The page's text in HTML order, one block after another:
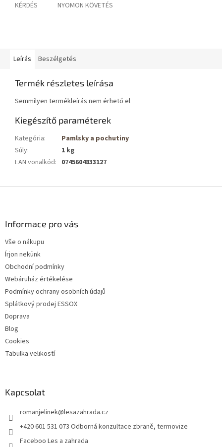
KÉRDÉS NYOMON KÖVETÉS
Leírás Beszélgetés
Termék részletes leírása
Semmilyen termékleírás nem érhető el
Kiegészítő paraméterek
Kategória:
Pamlsky a pochutiny
Súly:
1 kg
EAN vonalkód: 0745604833127
Informace pro vás
Vše o nákupu
Írjon nekünk
Obchodní podmínky
Webáruház értékelése
Podmínky ochrany osobních údajů
Splátkový prodej ESSOX
Doprava
Blog
Cookies
Tabulka velikostí
Kapcsolat
romanjelinek@lesazahrada.cz
+420 601 531 073 Odborná konzultace zbraně, termovize
Faceboo Les a zahrada